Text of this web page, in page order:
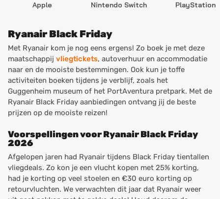
Apple Nintendo Switch PlayStation
Ryanair Black Friday
Met Ryanair kom je nog eens ergens! Zo boek je met deze
maatschappij vliegtickets, autoverhuur en accommodatie
naar en de mooiste bestemmingen. Ook kun je toffe
activiteiten boeken tijdens je verblijf, zoals het
Guggenheim museum of het PortAventura pretpark. Met de
Ryanair Black Friday aanbiedingen ontvang jij de beste
prijzen op de mooiste reizen!
Voorspellingen voor Ryanair Black Friday
2026
Afgelopen jaren had Ryanair tijdens Black Friday tientallen
vliegdeals. Zo kon je een vlucht kopen met 25% korting,
had je korting op veel stoelen en €30 euro korting op
retourvluchten. We verwachten dit jaar dat Ryanair weer